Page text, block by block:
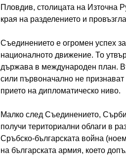
Пловдив, столицата на Източна
края на разделението и
Съединението е огромен успех
националното движение. То
държава в международен план.
сили първоначално не
прието на дипломатическо ниво.
Малко след Съединението,
получи териториални облаги в
Сръбско-българската война
на българската армия, което